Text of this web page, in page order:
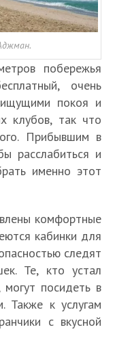
побережья
очень
покоя и
клубов, так что
Прибывшим в
расслабиться и
именно этот
комфортные
кабинки для
следят
Те, кто устал
посидеть в
Также к услугам
с вкусной